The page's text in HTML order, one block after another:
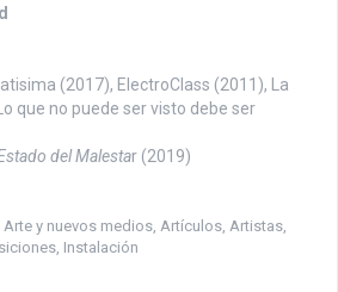
(2017), ElectroClass (2011), La
que no puede ser visto debe ser
del Malestar (2019)
Arte y nuevos medios Artículos Artistas
Instalación